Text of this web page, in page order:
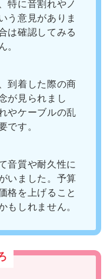
特に音割れやノ
う意見がありま
は確認してみる
。
到着した際の商
が見られまし
やケーブルの乱
です。
音質や耐久性に
いました。予算
格を上げること
もしれません。